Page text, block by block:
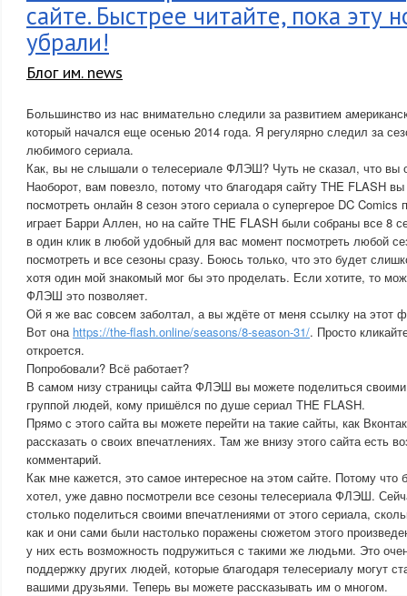
сайте. Быстрее читайте, пока эту
убрали!
Блог им. news
Большинство из нас внимательно следили за развитием
который начался еще осенью 2014 года. Я регулярно следил за
любимого сериала.
Как, вы не слышали о телесериале ФЛЭШ? Чуть не сказал, что вы
Наоборот, вам повезло, потому что благодаря сайту THE FLASH
посмотреть онлайн 8 сезон этого сериала о супергерое DC
играет Барри Аллен, но на сайте THE FLASH были собраны все 8
в один клик в любой удобный для вас момент посмотреть любой
посмотреть и все сезоны сразу. Боюсь только, что это будет
хотя один мой знакомый мог бы это проделать. Если хотите, то
ФЛЭШ это позволяет.
Ой я же вас совсем заболтал, а вы ждёте от меня ссылку на этот
Вот она https://the-flash.online/seasons/8-season-31/. Просто
откроется.
Попробовали? Всё работает?
В самом низу страницы сайта ФЛЭШ вы можете поделиться
группой людей, кому пришёлся по душе сериал THE FLASH.
Прямо с этого сайта вы можете перейти на такие сайты, как
рассказать о своих впечатлениях. Там же внизу этого сайта есть
комментарий.
Как мне кажется, это самое интересное на этом сайте. Потому
хотел, уже давно посмотрели все сезоны телесериала ФЛЭШ.
столько поделиться своими впечатлениями от этого сериала,
как и они сами были настолько поражены сюжетом этого
у них есть возможность подружиться с такими же людьми. Это
поддержку других людей, которые благодаря телесериалу могут
вашими друзьями. Теперь вы можете рассказывать им о многом.